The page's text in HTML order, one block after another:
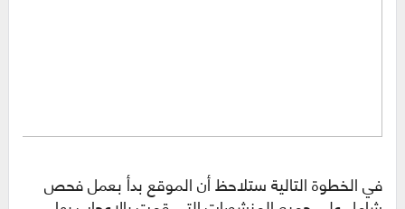
في الخطوة التالية ستلاحظ أن الموقع بدأ بعمل فحص